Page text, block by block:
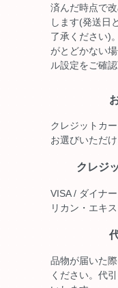
済んだ時点で
します(発送日
了承ください)
がとどかない
ル設定をご確認
クレジットカ
お選びいただけ
クレジ
VISA / ダイナ
リカン・エキ
品物が届いた
ください。代